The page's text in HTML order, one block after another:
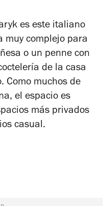
es este italiano
muy complejo para
o un penne con
de la casa
Como muchos de
el espacio es
más privados
casual.